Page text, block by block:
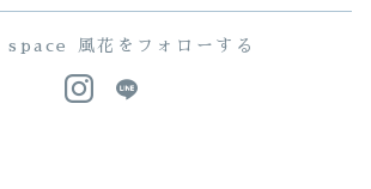
風花をフォローする